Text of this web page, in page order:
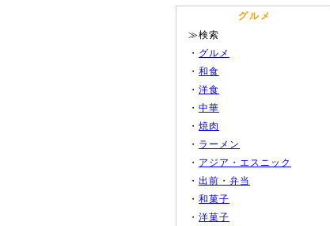
グルメ
≫検索
・ グルメ
・ 和食
・ 洋食
・ 中華
・ 焼肉
・ ラーメン
・ アジア・エスニック
・ 出前・弁当
・ 和菓子
・ 洋菓子